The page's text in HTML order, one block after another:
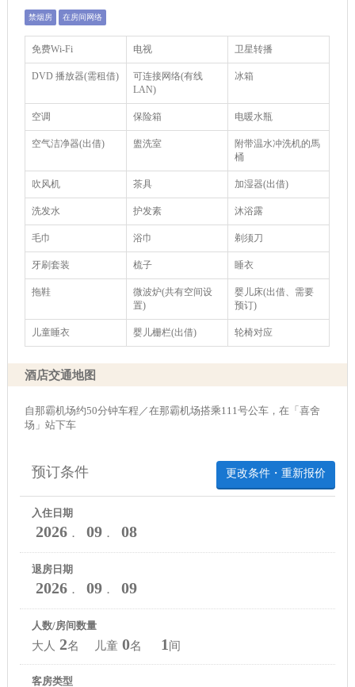
禁烟房 在房间网络
免费Wi-Fi 电视 卫星转播
DVD 播放器(需租借)
可连接网络(有线
LAN)
冰箱
空调 保险箱 电暖水瓶
空气洁净器(出借) 盥洗室
附带温水冲洗机的馬
桶
吹风机 茶具 加湿器(出借)
洗发水 护发素 沐浴露
毛巾 浴巾 剃须刀
牙刷套装 梳子 睡衣
拖鞋
微波炉(共有空间设
置)
婴儿床(出借、需要
预订)
儿童睡衣 婴儿栅栏(出借) 轮椅对应
酒店交通地图
自那霸机场约50分钟车程／在那霸机场搭乘111号公车，在「喜舍
场」站下车
更改条件・重新报价
预订条件
入住日期
2026． 09． 08
退房日期
2026． 09． 09
人数/房间数量
大人 2名 儿童 0名 1 间
客房类型